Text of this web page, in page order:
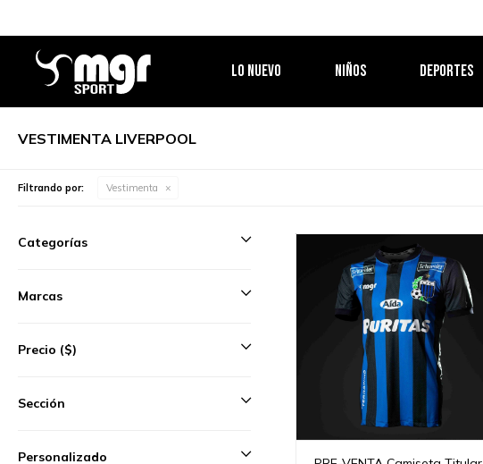
LO NUEVO NIÑOS DEPORTES
VESTIMENTA LIVERPOOL
Filtrando por: Vestimenta
Categorías
Marcas
Precio ($)
Sección
Personalizado